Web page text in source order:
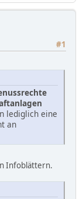
#1
lediglich eine
an
Infoblättern.